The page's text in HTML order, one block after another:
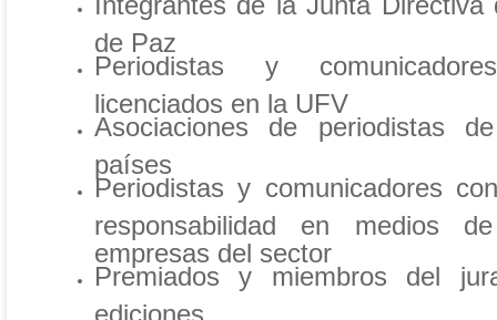
de Paz
Periodistas y
licenciados en la UFV
Asociaciones de periodistas
países
Periodistas y comunicadores
responsabilidad en medios
empresas del sector
Premiados y miembros del
ediciones